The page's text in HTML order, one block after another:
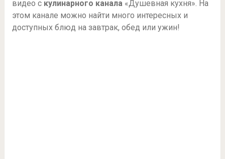
видео с кулинарного канала«Душевная кухня». На
этом канале можно найти много интересных и
доступных блюд на завтрак, обед или ужин!